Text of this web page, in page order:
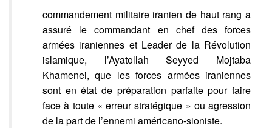
commandement militaire iranien de haut rang a
assuré le commandant en chef des forces
armées iraniennes et Leader de la Révolution
islamique, l’Ayatollah Seyyed Mojtaba
Khamenei, que les forces armées iraniennes
sont en état de préparation parfaite pour faire
face à toute « erreur stratégique » ou agression
de la part de l’ennemi américano-sioniste.